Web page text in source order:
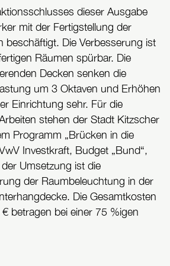
dieser Ausgabe
mit der Fertigstellung der
beschäftigt. Die Verbesserung ist
Räumen spürbar. Die
Decken senken die
um 3 Oktaven und Erhöhen
Einrichtung sehr. Für die
stehen der Stadt Kitzscher
Programm „Brücken in die
Investkraft, Budget „Bund“,
Umsetzung ist die
der Raumbeleuchtung in der
Die Gesamtkosten
betragen bei einer 75 %igen